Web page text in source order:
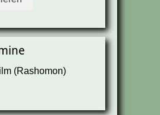
(Rashomon)